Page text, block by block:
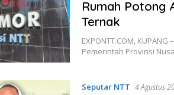
Rumah Potong
Ternak
EXPONTT.COM,
Pemerintah Provinsi
Seputar NTT 4 Agustus